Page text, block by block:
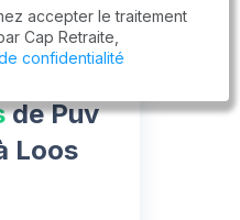
de Puv
Loos
accepter le traitement
Cap Retraite,
confidentialité